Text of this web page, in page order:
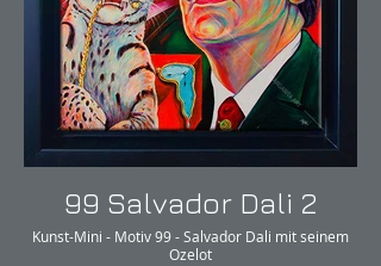
99 Salvador Dali 2
Kunst-Mini - Motiv 99 - Salvador Dali mit seinem
Ozelot